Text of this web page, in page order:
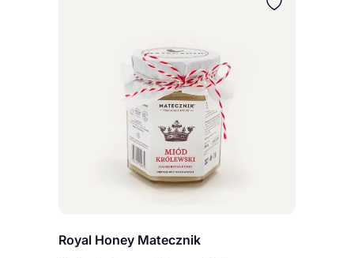
Royal Honey Matecznik